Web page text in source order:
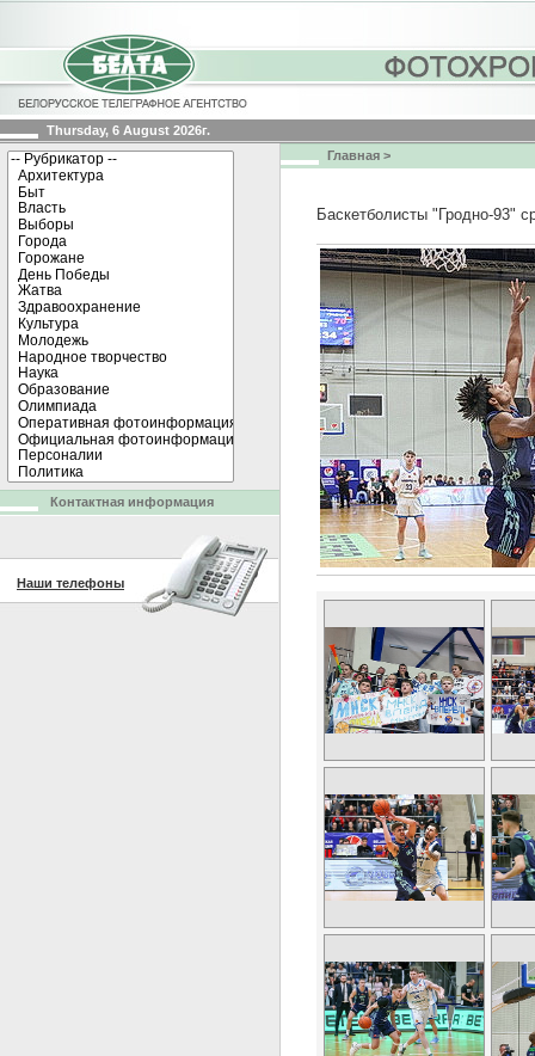
Thursday, 6 August 2026г.
Главная >
Баскетболисты "Гродно-93"
Контактная информация
Наши телефоны